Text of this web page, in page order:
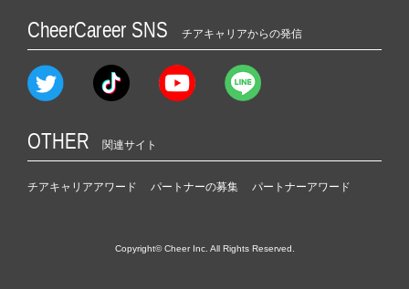
CheerCareer SNS チアキャリアからの発信
OTHER 関連サイト
チアキャリアアワード パートナーの募集 パートナーアワード
Copyright© Cheer Inc. All Rights Reserved.